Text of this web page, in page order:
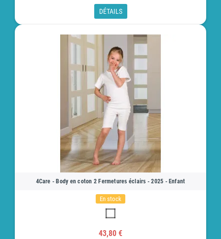
DÉTAILS
4Care - Body en coton 2 Fermetures éclairs - 2025 - Enfant
En stock
43,80 €